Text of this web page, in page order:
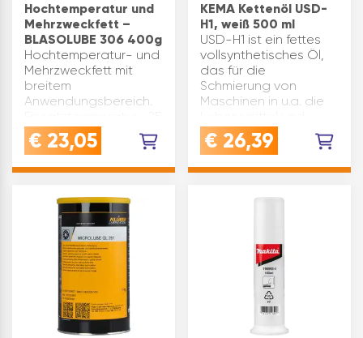
Hochtemperatur und
Mehrzweckfett –
BLASOLUBE 306 400g
Hochtemperatur- und
Mehrzweckfett mit
breitem
Anwendungsbereich.
°C bis +200 °C |
Fettart Organo-
Konsistenz | guter
Korrosionsschutz |
Basisöl mit geringer
Verd…
€ 23,05
KEMA Kettenöl USD-
H1, weiß 500 ml
USD-H1 ist ein fettes
vollsynthetisches Öl,
das für die
Schmierung von
Maschinen in u.a. die
Medizinalindustrie
entwickelt worden ist.
Fällen, wo eine
klebende und …
€ 26,39